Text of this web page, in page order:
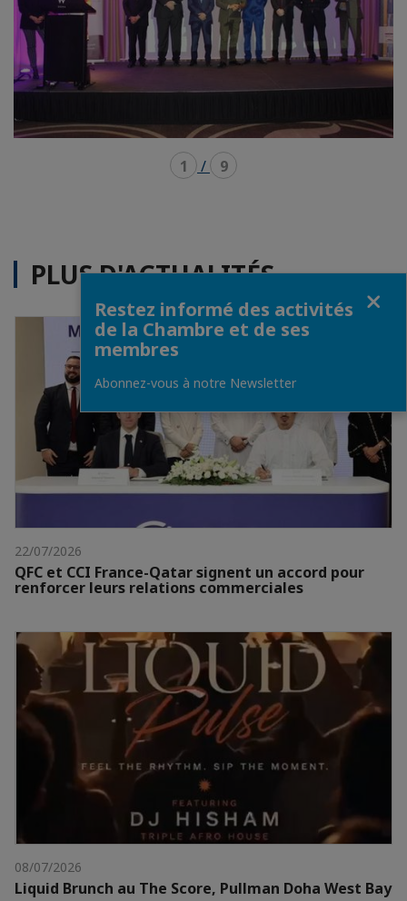
1 / 9
PLUS D'ACTUALITÉS
22/07/2026
QFC et CCI France-Qatar signent un accord pour
renforcer leurs relations commerciales
08/07/2026
Liquid Brunch au The Score, Pullman Doha West Bay
Restez informé des activités
de la Chambre et de ses
membres
Abonnez-vous à notre Newsletter